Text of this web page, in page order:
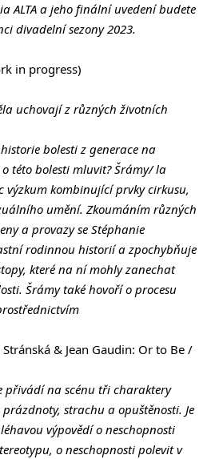
ALTA a jeho finální uvedení budete
divadelní sezony 2023.
in progress)
uchovají z různých životních
bolesti z generace na
o této bolesti mluvit? Šrámy/ la
výzkum kombinující prvky cirkusu,
umění. Zkoumáním různých
a provazy se Stéphanie
rodinnou historií a zpochybňuje
které na ní mohly zanechat
Šrámy také hovoří o procesu
& Jean Gaudin: Or to Be /
přivádí na scénu tři charaktery
strachu a opuštěnosti. Je
výpovědí o neschopnosti
o neschopnosti polevit v